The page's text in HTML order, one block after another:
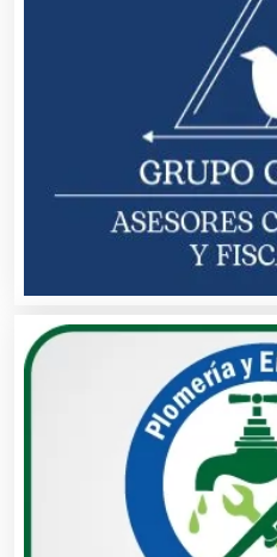
Agua Purificada
Aire Acondicionado
Alarmas
Albercas
Alimentos
Almacenaje